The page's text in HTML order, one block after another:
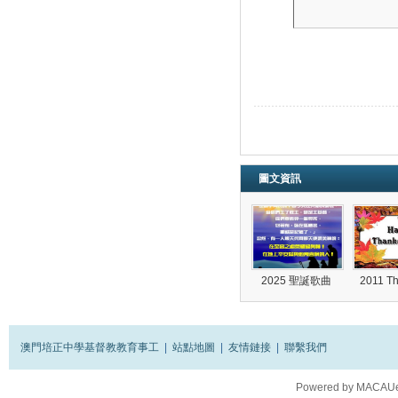
圖文資訊
2025 聖誕歌曲 2011
澳門培正中學基督教教育事工 站點地圖 友情鏈接 聯繫我們
Powered by